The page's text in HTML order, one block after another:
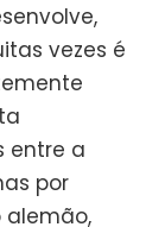
vezes é
entre a
por